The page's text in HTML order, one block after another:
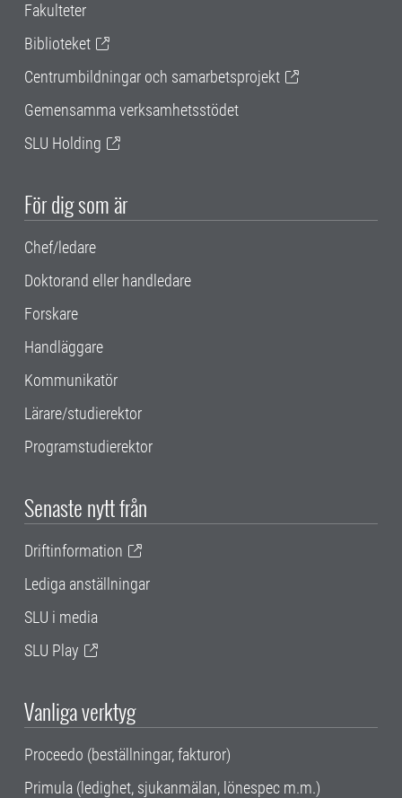
Fakulteter
Biblioteket
Centrumbildningar och samarbetsprojekt
Gemensamma verksamhetsstödet
SLU Holding
För dig som är
Chef/ledare
Doktorand eller handledare
Forskare
Handläggare
Kommunikatör
Lärare/studierektor
Programstudierektor
Senaste nytt från
Driftinformation
Lediga anställningar
SLU i media
SLU Play
Vanliga verktyg
Proceedo (beställningar, fakturor)
Primula (ledighet, sjukanmälan, lönespec m.m.)